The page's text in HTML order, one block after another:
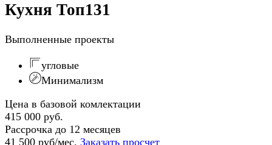
Кухня Топ131
Выполненные проекты
угловые
Минимализм
Цена в базовой комлектации
415 000 руб.
Рассрочка до 12 месяцев
41 500 руб/мес. Заказать просчет